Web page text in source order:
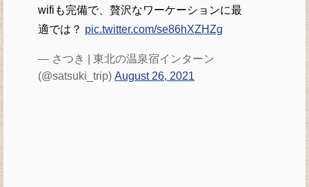
wifiも完備で、贅沢なワーケーションに最
適では？ pic.twitter.com/se86hXZHZg
— さつき | 東北の温泉宿インターン
(@satsuki_trip) August 26, 2021